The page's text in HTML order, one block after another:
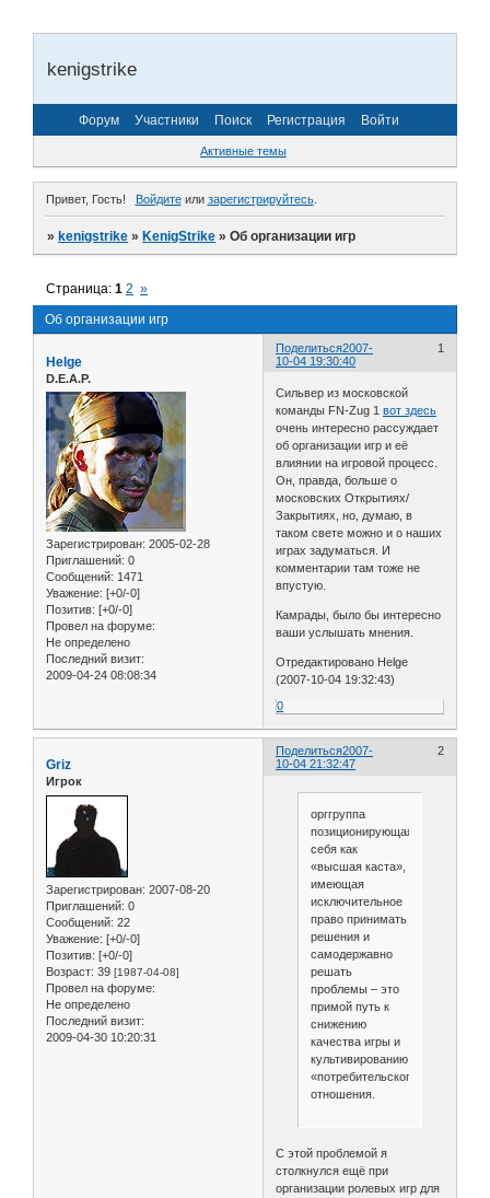
kenigstrike
Форум Участники Поиск Регистрация Войти
Активные темы
Привет, Гость! Войдитеили зарегистрируйтесь.
»kenigstrike »KenigStrike »Об организации игр
Об организации игр
Страница:1 2 »
Поделиться 1
2007-
10-04 19:30:40
Helge
D.E.A.P.
Зарегистрирован: 2005-02-28
Приглашений: 0
Сообщений: 1471
Уважение: [+0/-0]
Позитив: [+0/-0]
Провел на форуме:
Не определено
Последний визит:
2009-04-24 08:08:34
Сильвер из московской
команды FN-Zug 1вот здесь
очень интересно рассуждает
об организации игр и её
влиянии на игровой процесс.
Он, правда, больше о
московских Открытиях/
Закрытиях, но, думаю, в
таком свете можно и о наших
играх задуматься. И
комментарии там тоже не
впустую.
Камрады, было бы интересно
ваши услышать мнения.
Отредактировано Helge
(2007-10-04 19:32:43)
0
Поделиться 2
2007-
10-04 21:32:47
Griz
Игрок
Зарегистрирован: 2007-08-20
Приглашений: 0
Сообщений: 22
Уважение: [+0/-0]
Позитив: [+0/-0]
Возраст: 39 [1987-04-08]
Провел на форуме:
Не определено
Последний визит:
2009-04-30 10:20:31
орггруппа
позиционирующаяся
себя как
«высшая каста»,
имеющая
исключительное
право принимать
решения и
самодержавно
решать
проблемы – это
примой путь к
снижению
качества игры и
культивированию
«потребительского»
отношения.
С этой проблемой я
столкнулся ещё при
организации ролевых игр для